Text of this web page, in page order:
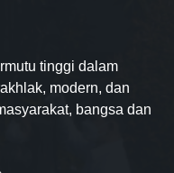
tinggi dalam
modern, dan
bangsa dan